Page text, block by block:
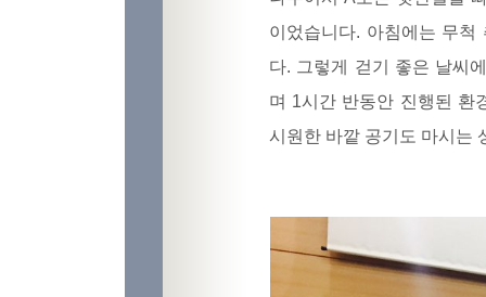
이었습니다. 아침에는 무
다. 그렇게 걷기 좋은 날씨
며 1시간 반동안 진행된 환
시원한 바깥 공기도 마시는